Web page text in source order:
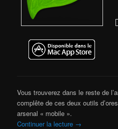
Vous trouverez dans le reste de
complête de ces deux outils
arsenal « mobile ».
Continuer la lecture →